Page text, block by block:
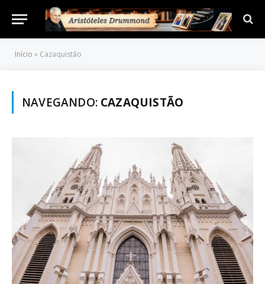
Início » Cazaquistão
NAVEGANDO: CAZAQUISTÃO